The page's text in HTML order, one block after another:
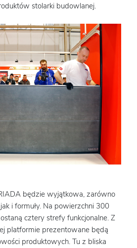
stolarki budowlanej.
będzie wyjątkowa, zarówno
i formuły. Na powierzchni 300
cztery strefy funkcjonalne. Z
platformie prezentowane będą
produktowych. Tu z bliska